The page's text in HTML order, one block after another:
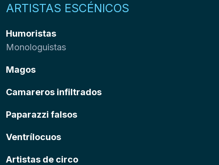
ARTISTAS ESCÉNICOS
Humoristas
Monologuistas
Magos
Camareros infiltrados
Paparazzi falsos
Ventrílocuos
Artistas de circo